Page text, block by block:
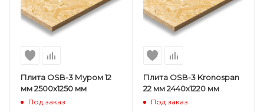
Плита OSB-3 Муром 12
мм 2500х1250 мм
Под заказ
Плита OSB-3 Kronospan
22 мм 2440х1220 мм
Под заказ